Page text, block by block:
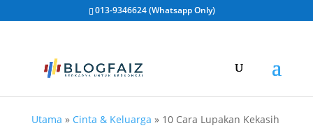
013-9346624 (Whatsapp Only)
Utama » Cinta & Keluarga » 10 Cara Lupakan Kekasih